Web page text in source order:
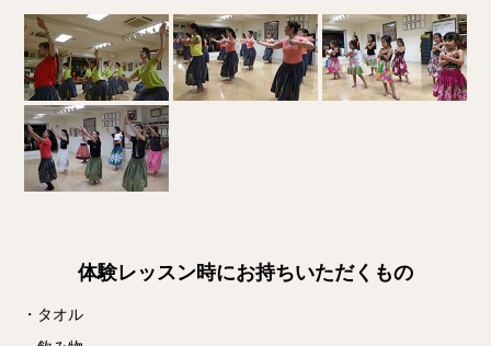
体験レッスン時にお持ちいただくもの
・タオル